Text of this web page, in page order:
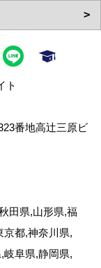
ト
番地高辻三原ビ
田県,山形県,福
京都,神奈川県,
岐阜県,静岡県,